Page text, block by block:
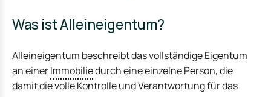
Was ist Alleineigentum?
Alleineigentum beschreibt das vollständige Eigentum
an einerImmobiliedurch eine einzelne Person, die
damit die volle Kontrolle und Verantwortung für das